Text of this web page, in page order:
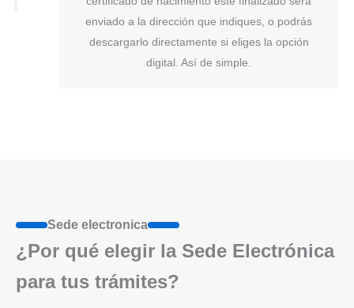
enviado a la dirección que indiques, o podrás
descargarlo directamente si eliges la opción
digital. Así de simple.
Sede electronica
¿Por qué elegir la Sede Electrónica
para tus trámites?